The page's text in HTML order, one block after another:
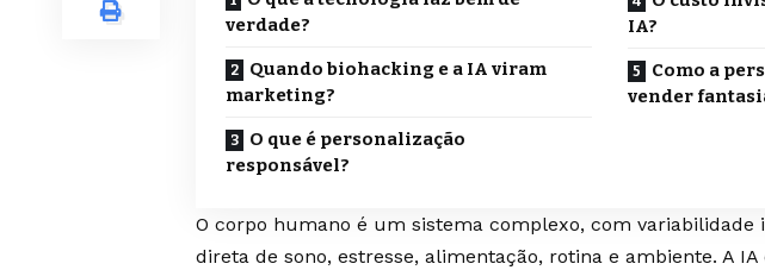
verdade?
Quando biohacking e a IA viram
marketing?
O que é personalização
responsável?
IA?
Como a
vender
O corpo humano é um sistema complexo, com
direta de sono, estresse, alimentação, rotina e ambiente. A